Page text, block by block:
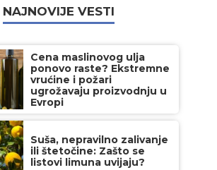
NAJNOVIJE VESTI
Cena maslinovog ulja
ponovo raste? Ekstremne
vrućine i požari
ugrožavaju proizvodnju u
Evropi
Suša, nepravilno zalivanje
ili štetočine: Zašto se
listovi limuna uvijaju?